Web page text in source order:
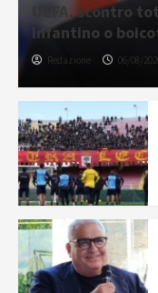
UEFA, scontro
Infantino o
Redazione 06/08/